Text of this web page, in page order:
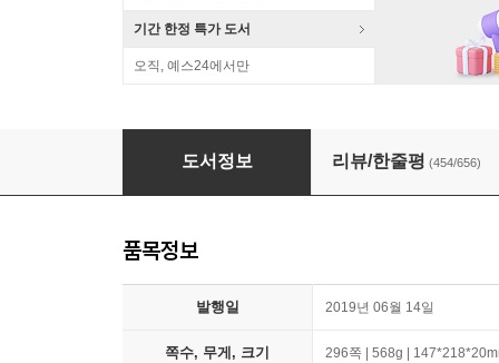
기간 한정 특가 도서
오직, 예스24에서만
역사의 쓸모
도서정보 리뷰/한줄평 (454/656)
품목정보
발행일 2019년 06월 14일
쪽수, 무게, 크기 296쪽 | 568g |